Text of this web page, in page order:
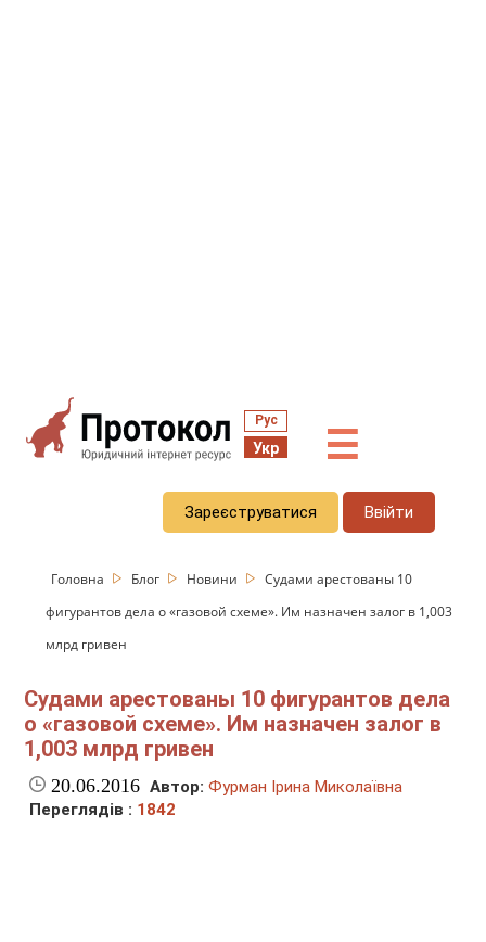
Рус
Укр ☰
Зареєструватися Ввійти
Головна Блог Новини
Судами арестованы 10
фигурантов дела о «газовой схеме». Им назначен залог в 1,003
млрд гривен
Судами арестованы 10 фигурантов дела
о «газовой схеме». Им назначен залог в
1,003 млрд гривен
20.06.2016 Автор: Фурман Ірина Миколаївна
Переглядів : 1842